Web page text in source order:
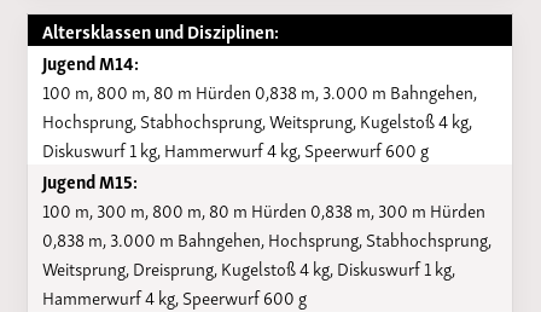
Altersklassen und Disziplinen:
Jugend M14:
100 m, 800 m, 80 m Hürden 0,838 m, 3.000 m Bahngehen,
Hochsprung, Stabhochsprung, Weitsprung, Kugelstoß 4 kg,
Diskuswurf 1 kg, Hammerwurf 4 kg, Speerwurf 600 g
Jugend M15:
100 m, 300 m, 800 m, 80 m Hürden 0,838 m, 300 m Hürden
0,838 m, 3.000 m Bahngehen, Hochsprung, Stabhochsprung,
Weitsprung, Dreisprung, Kugelstoß 4 kg, Diskuswurf 1 kg,
Hammerwurf 4 kg, Speerwurf 600 g